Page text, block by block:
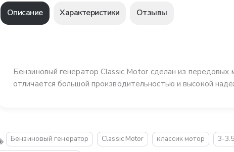
Описание Характеристики Отзывы
Бензиновый генератор Classic Motor сделан из передовых
отличается большой производительностью и высокой
Бензиновый генератор Classic Motor классик мотор 3-